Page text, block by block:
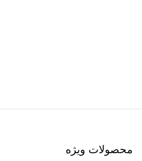
محصولات ویژه